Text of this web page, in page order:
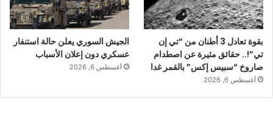
بقوة تعادل 3 أطنان من “تي إن
تي”!.. حقائق مثيرة عن اصطدام
صاروخ “سبيس إكس” بالقمر غدا
أغسطس 6, 2026
الجيش السوري يعلن حالة استنفار
عسكري دون إعلان الأسباب
أغسطس 6, 2026